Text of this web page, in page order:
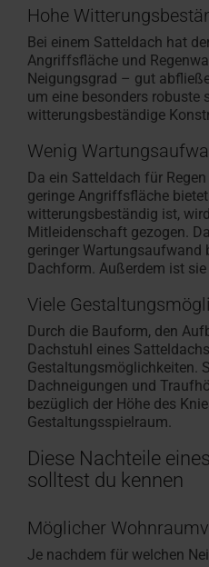
Hohe
Bei einem Satteldach hat
Angriffsfläche und
Neigungsgrad – gut
um eine besonders robuste
witterungsbeständige
Wenig
Da ein Satteldach für
geringe Angriffsfläche
witterungsbeständig ist,
Mitleidenschaft gezogen.
geringer Wartungsaufwand
Dachform. Außerdem ist
Viele
Durch die Bauform, den
Dachstuhl eines
Gestaltungsmöglichkeiten.
Dachneigungen und
bezüglich der Höhe des
Gestaltungsspielraum.
Diese Nachteile
solltest du kennen
Möglicher
Je nachdem für welchen